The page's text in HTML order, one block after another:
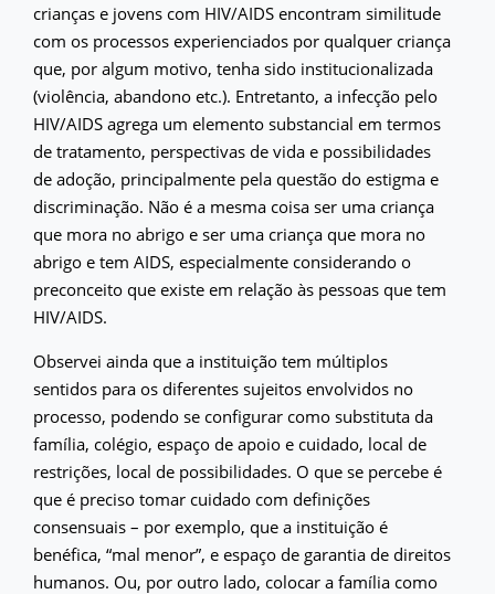
crianças e jovens com HIV/AIDS encontram similitude
com os processos experienciados por qualquer criança
que, por algum motivo, tenha sido institucionalizada
(violência, abandono etc.). Entretanto, a infecção pelo
HIV/AIDS agrega um elemento substancial em termos
de tratamento, perspectivas de vida e possibilidades
de adoção, principalmente pela questão do estigma e
discriminação. Não é a mesma coisa ser uma criança
que mora no abrigo e ser uma criança que mora no
abrigo e tem AIDS, especialmente considerando o
preconceito que existe em relação às pessoas que tem
HIV/AIDS.
Observei ainda que a instituição tem múltiplos
sentidos para os diferentes sujeitos envolvidos no
processo, podendo se configurar como substituta da
família, colégio, espaço de apoio e cuidado, local de
restrições, local de possibilidades. O que se percebe é
que é preciso tomar cuidado com definições
consensuais – por exemplo, que a instituição é
benéfica, “mal menor”, e espaço de garantia de direitos
humanos. Ou, por outro lado, colocar a família como